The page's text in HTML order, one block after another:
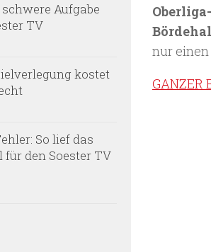
nur
GANZER
Aufgabe
TV
kostet
So lief das
den Soester TV